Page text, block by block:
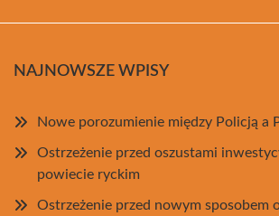
NAJNOWSZE WPISY
Nowe porozumienie między Policją a
Ostrzeżenie przed oszustami
powiecie ryckim
Ostrzeżenie przed nowym sposobem